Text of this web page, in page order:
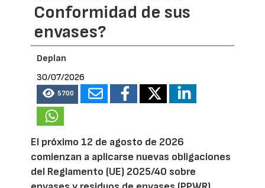
Conformidad de sus
envases?
Deplan
30/07/2026
5700
El próximo 12 de agosto de 2026
comienzan a aplicarse nuevas obligaciones
del Reglamento (UE) 2025/40 sobre